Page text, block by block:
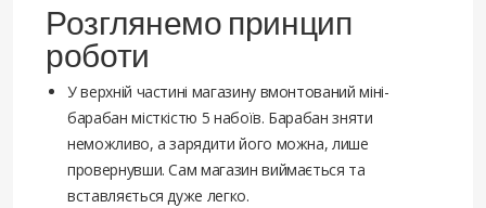
Розглянемо принцип
роботи
У верхній частині магазину вмонтований міні-
барабан місткістю 5 набоїв. Барабан зняти
неможливо, а зарядити його можна, лише
провернувши. Сам магазин виймається та
вставляється дуже легко.